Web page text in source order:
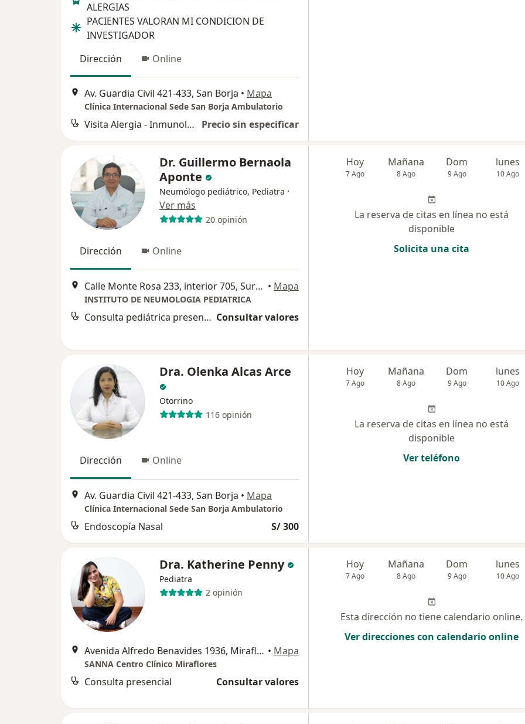
ALERGIAS
PACIENTES VALORAN MI CONDICION DE
INVESTIGADOR
Dirección
Online
Av. Guardia Civil 421-433, San Borja • Mapa
Clínica Internacional Sede San Borja Ambulatorio
Visita Alergia - Inmunología Precio sin especificar
Dr. Guillermo Bernaola
Aponte
Neumólogo pediátrico, Pediatra ·
Ver más
20 opinión
Dirección Online
Calle Monte Rosa 233, interior 705, Surco • Mapa
INSTITUTO DE NEUMOLOGIA PEDIATRICA
Consulta pediátrica presencial Consultar valores
Hoy
7 Ago
Mañana
8 Ago
Dom
9 Ago
lunes
10 Ago
La reserva de citas en línea no está
disponible
Solicita una cita
Dra. Olenka Alcas Arce
Otorrino
116 opinión
Dirección Online
Av. Guardia Civil 421-433, San Borja • Mapa
Clínica Internacional Sede San Borja Ambulatorio
Endoscopía Nasal S/ 300
Hoy
7 Ago
Mañana
8 Ago
Dom
9 Ago
lunes
10 Ago
La reserva de citas en línea no está
disponible
Ver teléfono
Dra. Katherine Penny
Pediatra
2 opinión
Avenida Alfredo Benavides 1936, Miraflores • Mapa
SANNA Centro Clínico Miraflores
Consulta presencial Consultar valores
Hoy
7 Ago
Mañana
8 Ago
Dom
9 Ago
lunes
10 Ago
Esta dirección no tiene calendario online.
Ver direcciones con calendario online